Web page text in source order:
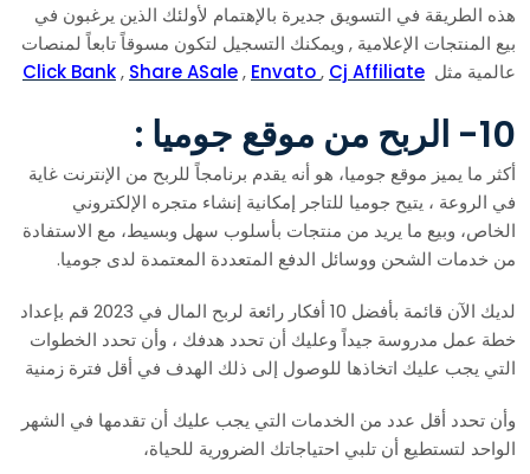
هذه الطريقة في التسويق جديرة بالإهتمام لأولئك الذين يرغبون في
بيع المنتجات الإعلامية , ويمكنك التسجيل لتكون مسوقاً تابعاً لمنصات
عالمية مثل
Click Bank, Share ASale, Envato, Cj Affiliate
10- الربح من موقع جوميا :
أكثر ما يميز موقع جوميا، هو أنه يقدم برنامجاً للربح من الإنترنت غاية
في الروعة ، يتيح جوميا للتاجر إمكانية إنشاء متجره الإلكتروني
الخاص، وبيع ما يريد من منتجات بأسلوب سهل وبسيط، مع الاستفادة
من خدمات الشحن ووسائل الدفع المتعددة المعتمدة لدى جوميا.
لديك الآن قائمة بأفضل 10 أفكار رائعة لربح المال في 2023 قم بإعداد
خطة عمل مدروسة جيداً وعليك أن تحدد هدفك ، وأن تحدد الخطوات
التي يجب عليك اتخاذها للوصول إلى ذلك الهدف في أقل فترة زمنية
وأن تحدد أقل عدد من الخدمات التي يجب عليك أن تقدمها في الشهر
الواحد لتستطيع أن تلبي احتياجاتك الضرورية للحياة،